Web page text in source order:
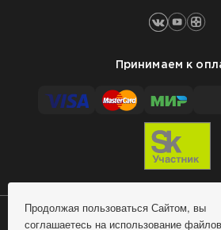
Продолжая пользоваться Сайтом, вы
соглашаетесь на использование файлов
Принимаем к
© 2009 - 2026 Remontnick.ru.